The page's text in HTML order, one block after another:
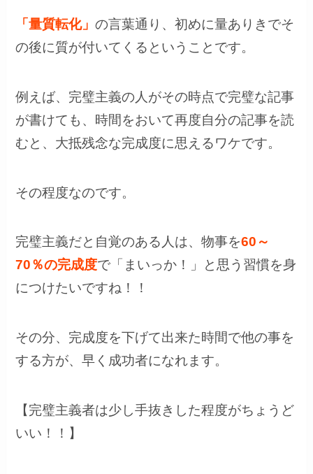
「量質転化」の言葉通り、初めに量ありきでそ
の後に質が付いてくるということです。
例えば、完璧主義の人がその時点で完璧な記事
が書けても、時間をおいて再度自分の記事を読
むと、大抵残念な完成度に思えるワケです。
その程度なのです。
完璧主義だと自覚のある人は、物事を60～
70％の完成度で「まいっか！」と思う習慣を身
につけたいですね！！
その分、完成度を下げて出来た時間で他の事を
する方が、早く成功者になれます。
【完璧主義者は少し手抜きした程度がちょうど
いい！！】